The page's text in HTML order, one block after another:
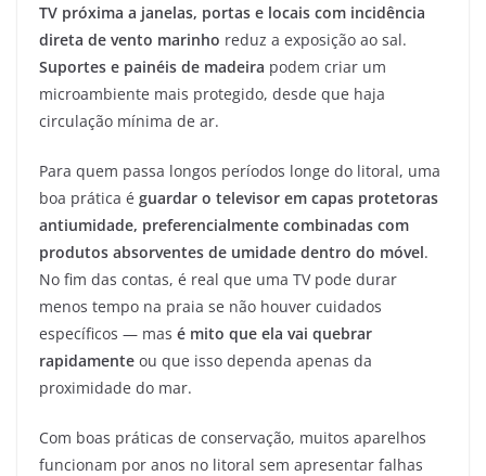
TV próxima a janelas, portas e locais com incidência
direta de vento marinho reduz a exposição ao sal.
Suportes e painéis de madeira podem criar um
microambiente mais protegido, desde que haja
circulação mínima de ar.
Para quem passa longos períodos longe do litoral, uma
boa prática é guardar o televisor em capas protetoras
antiumidade, preferencialmente combinadas com
produtos absorventes de umidade dentro do móvel.
No fim das contas, é real que uma TV pode durar
menos tempo na praia se não houver cuidados
específicos — mas é mito que ela vai quebrar
rapidamente ou que isso dependa apenas da
proximidade do mar.
Com boas práticas de conservação, muitos aparelhos
funcionam por anos no litoral sem apresentar falhas